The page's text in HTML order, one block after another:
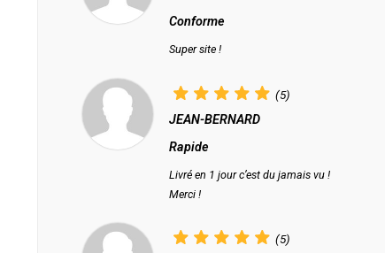
Conforme
Super site !
(5)
JEAN-BERNARD
Rapide
Livré en 1 jour c’est du jamais vu !
Merci !
(5)